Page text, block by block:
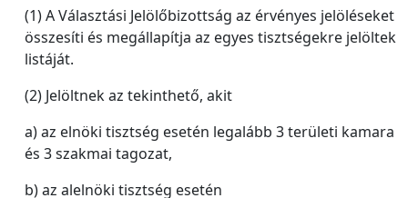
(1) A Választási Jelölőbizottság az érvényes jelöléseket
összesíti és megállapítja az egyes tisztségekre jelöltek
listáját.
(2) Jelöltnek az tekinthető, akit
a) az elnöki tisztség esetén legalább 3 területi kamara
és 3 szakmai tagozat,
b) az alelnöki tisztség esetén